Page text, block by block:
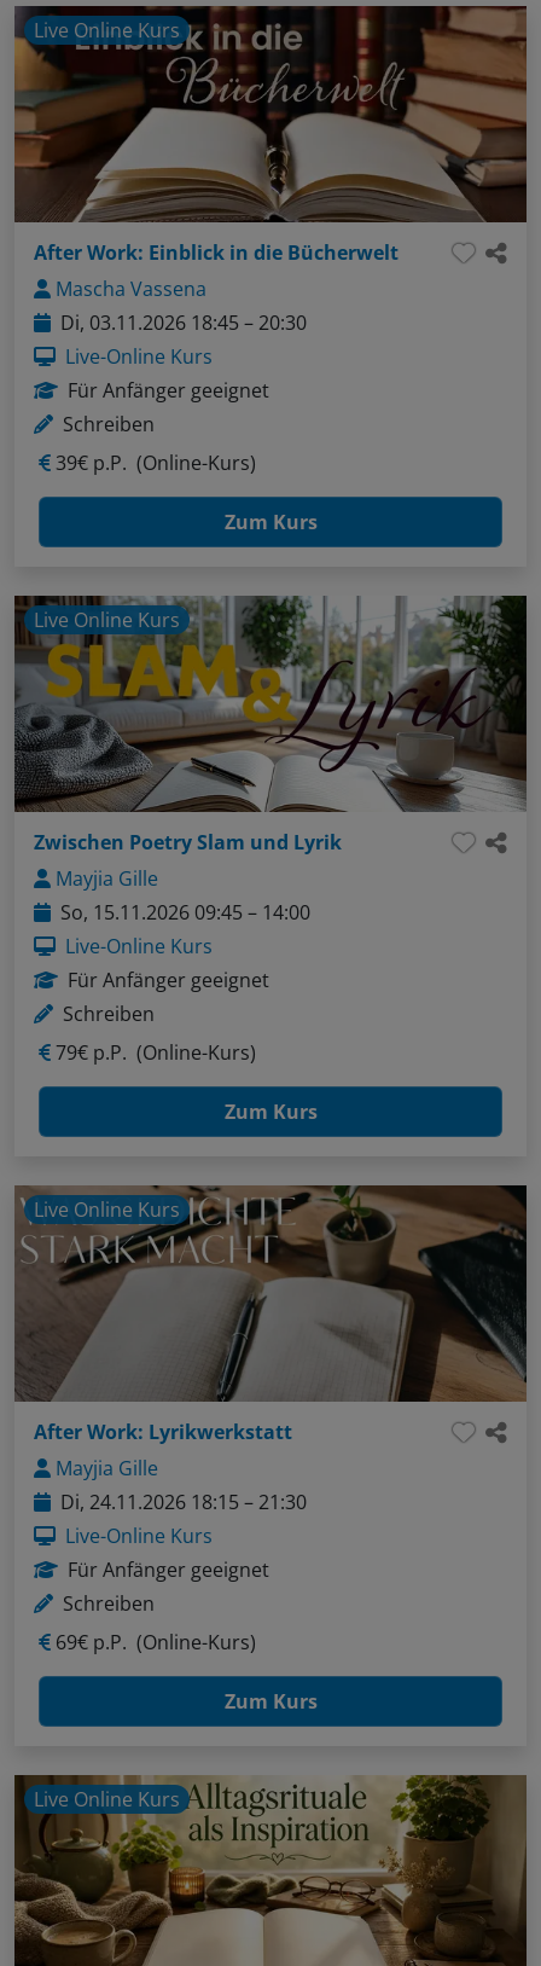
Live Online Kurs
After Work: Einblick in die Bücherwelt
Mascha Vassena
Di, 03.11.2026 18:45 – 20:30
Live-Online Kurs
Für Anfänger geeignet
Schreiben
39€ p.P. (Online-Kurs)
Zum Kurs
Live Online Kurs
Zwischen Poetry Slam und Lyrik
Mayjia Gille
So, 15.11.2026 09:45 – 14:00
Live-Online Kurs
Für Anfänger geeignet
Schreiben
79€ p.P. (Online-Kurs)
Zum Kurs
Live Online Kurs
After Work: Lyrikwerkstatt
Mayjia Gille
Di, 24.11.2026 18:15 – 21:30
Live-Online Kurs
Für Anfänger geeignet
Schreiben
69€ p.P. (Online-Kurs)
Zum Kurs
Live Online Kurs